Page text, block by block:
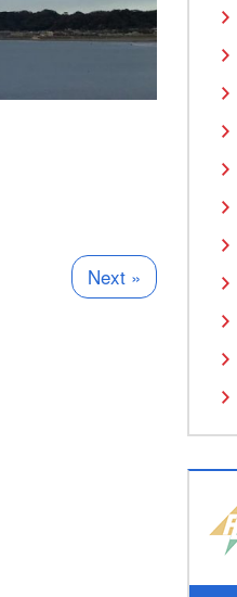
Next »